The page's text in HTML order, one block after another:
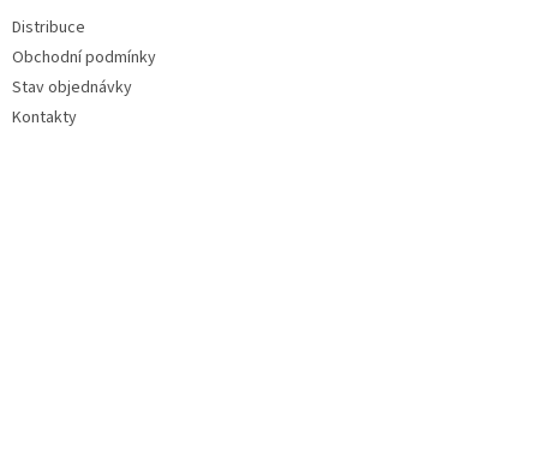
Distribuce
Obchodní podmínky
Stav objednávky
Kontakty